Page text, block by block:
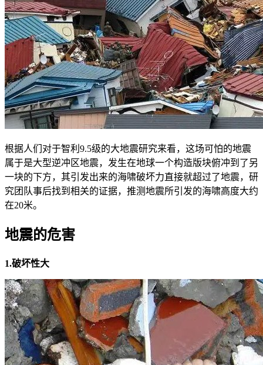
根据人们对于智利9.5级的大地震研究来看，这场可怕的地震
属于是大型逆冲区地震，发生在地球一个构造版块俯冲到了另
一块的下方，其引发出来的海啸破坏力直接就超过了地震，研
究团队事后找到相关的证据，推测地震所引发的海啸高度大约
在20米。
地震的危害
1.破坏性大